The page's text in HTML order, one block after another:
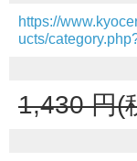
https://
ucts/
1,430 円(